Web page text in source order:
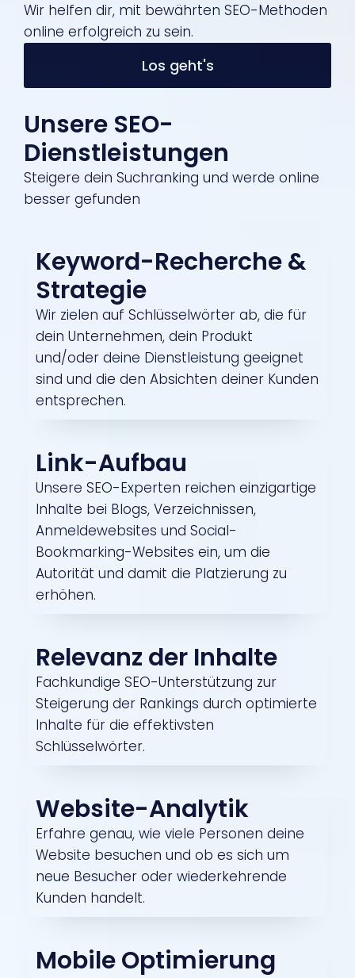
Wir helfen dir, mit bewährten SEO-Methoden
online erfolgreich zu sein.
Los geht's
Unsere SEO-
Dienstleistungen
Steigere dein Suchranking und werde online
besser gefunden
Keyword-Recherche &
Strategie
Wir zielen auf Schlüsselwörter ab, die für
dein Unternehmen, dein Produkt
und/oder deine Dienstleistung geeignet
sind und die den Absichten deiner Kunden
entsprechen.
Link-Aufbau
Unsere SEO-Experten reichen einzigartige
Inhalte bei Blogs, Verzeichnissen,
Anmeldewebsites und Social-
Bookmarking-Websites ein, um die
Autorität und damit die Platzierung zu
erhöhen.
Relevanz der Inhalte
Fachkundige SEO-Unterstützung zur
Steigerung der Rankings durch optimierte
Inhalte für die effektivsten
Schlüsselwörter.
Website-Analytik
Erfahre genau, wie viele Personen deine
Website besuchen und ob es sich um
neue Besucher oder wiederkehrende
Kunden handelt.
Mobile Optimierung